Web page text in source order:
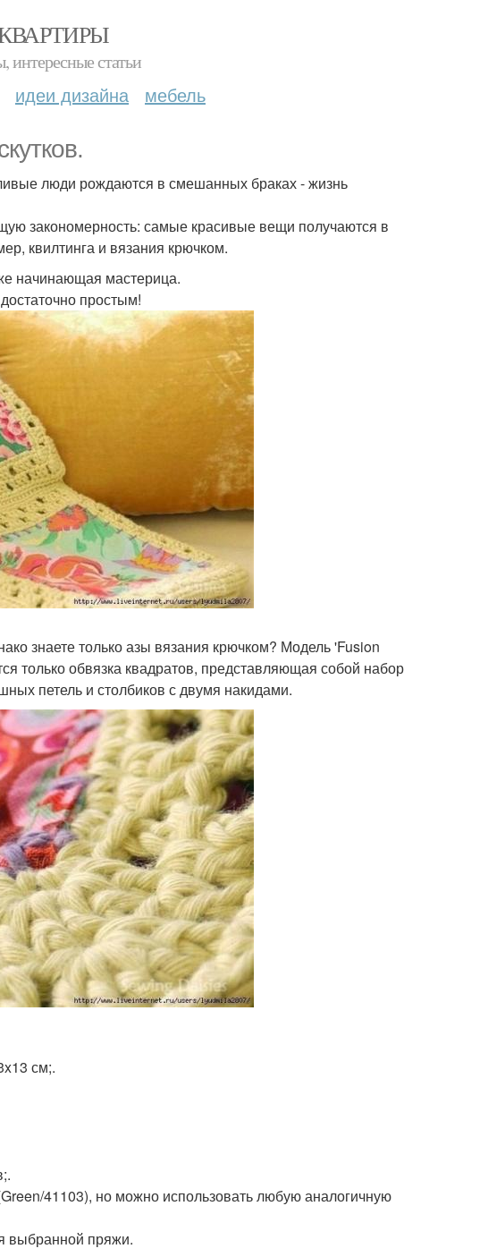
интересные статьи
идеи дизайна мебель
люди рождаются в смешанных браках - жизнь
закономерность: самые красивые вещи получаются в
квилтинга и вязания крючком.
начинающая мастерица.
простым!
знаете только азы вязания крючком? Модель 'Fusion
только обвязка квадратов, представляющая собой набор
петель и столбиков с двумя накидами.
см;.
41103), но можно использовать любую аналогичную
выбранной пряжи.